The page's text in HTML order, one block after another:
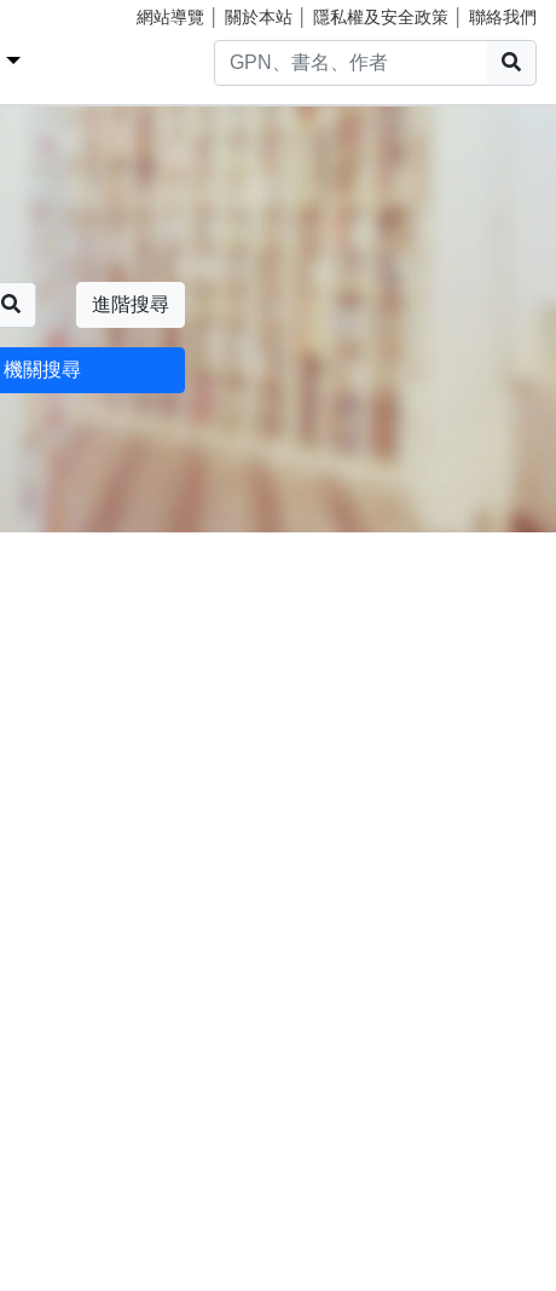
網站導覽 關於本站 隱私權及安全政策 聯絡我們
進階搜尋
機關搜尋